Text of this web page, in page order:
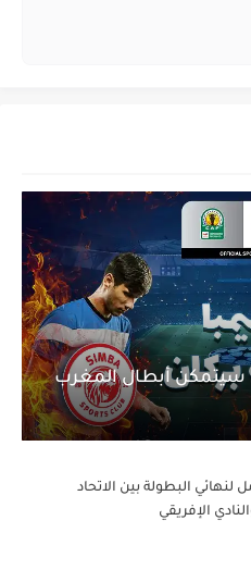
أبطال المغرب
لنهائي البطولة بين الاتحاد
الإفريقي